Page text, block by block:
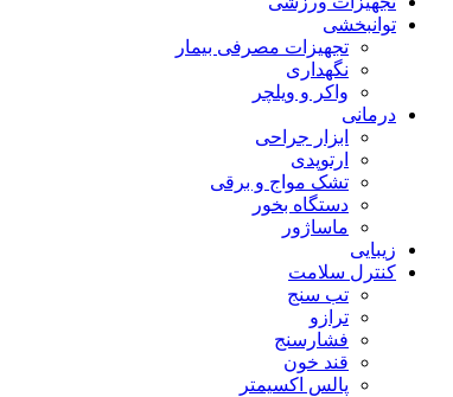
توانبخشی
تجهیزات مصرفی بیمار
نگهداری
واکر و ویلچر
درمانی
ابزار جراحی
ارتوپدی
تشک مواج و برقی
دستگاه بخور
ماساژور
زیبایی
کنترل سلامت
تب سنج
ترازو
فشارسنج
قند خون
پالس اکسیمتر